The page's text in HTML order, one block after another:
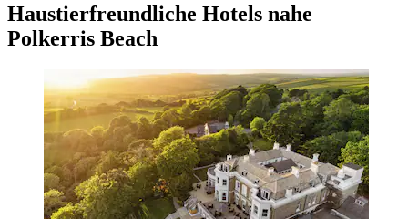
Haustierfreundliche Hotels nahe
Polkerris Beach